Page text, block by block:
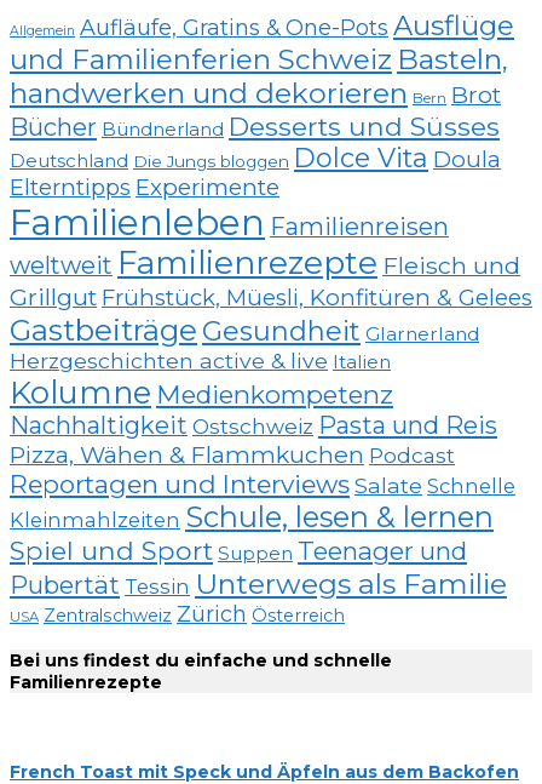
Allgemein Aufläufe, Gratins & One-Pots Ausflüge
und Familienferien Schweiz Basteln,
handwerken und dekorieren Bern Brot
Bücher Bündnerland Desserts und Süsses
Deutschland Die Jungs bloggen Dolce Vita Doula
Elterntipps Experimente
Familienleben Familienreisen
weltweit Familienrezepte Fleisch und
Grillgut Frühstück, Müesli, Konfitüren & Gelees
Gastbeiträge Gesundheit Glarnerland
Herzgeschichten active & live Italien
Kolumne Medienkompetenz
Nachhaltigkeit Ostschweiz Pasta und Reis
Pizza, Wähen & Flammkuchen Podcast
Reportagen und InterviewsSalate Schnelle
Kleinmahlzeiten Schule, lesen & lernen
Spiel und Sport Suppen Teenager und
Pubertät Tessin Unterwegs als Familie
USA Zentralschweiz Zürich Österreich
Bei uns findest du einfache und schnelle
Familienrezepte
French Toast mit Speck und Äpfeln aus dem Backofen